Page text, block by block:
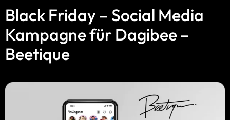
Black Friday – Social Media
Kampagne für Dagibee –
Beetique